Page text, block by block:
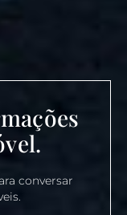
conversar